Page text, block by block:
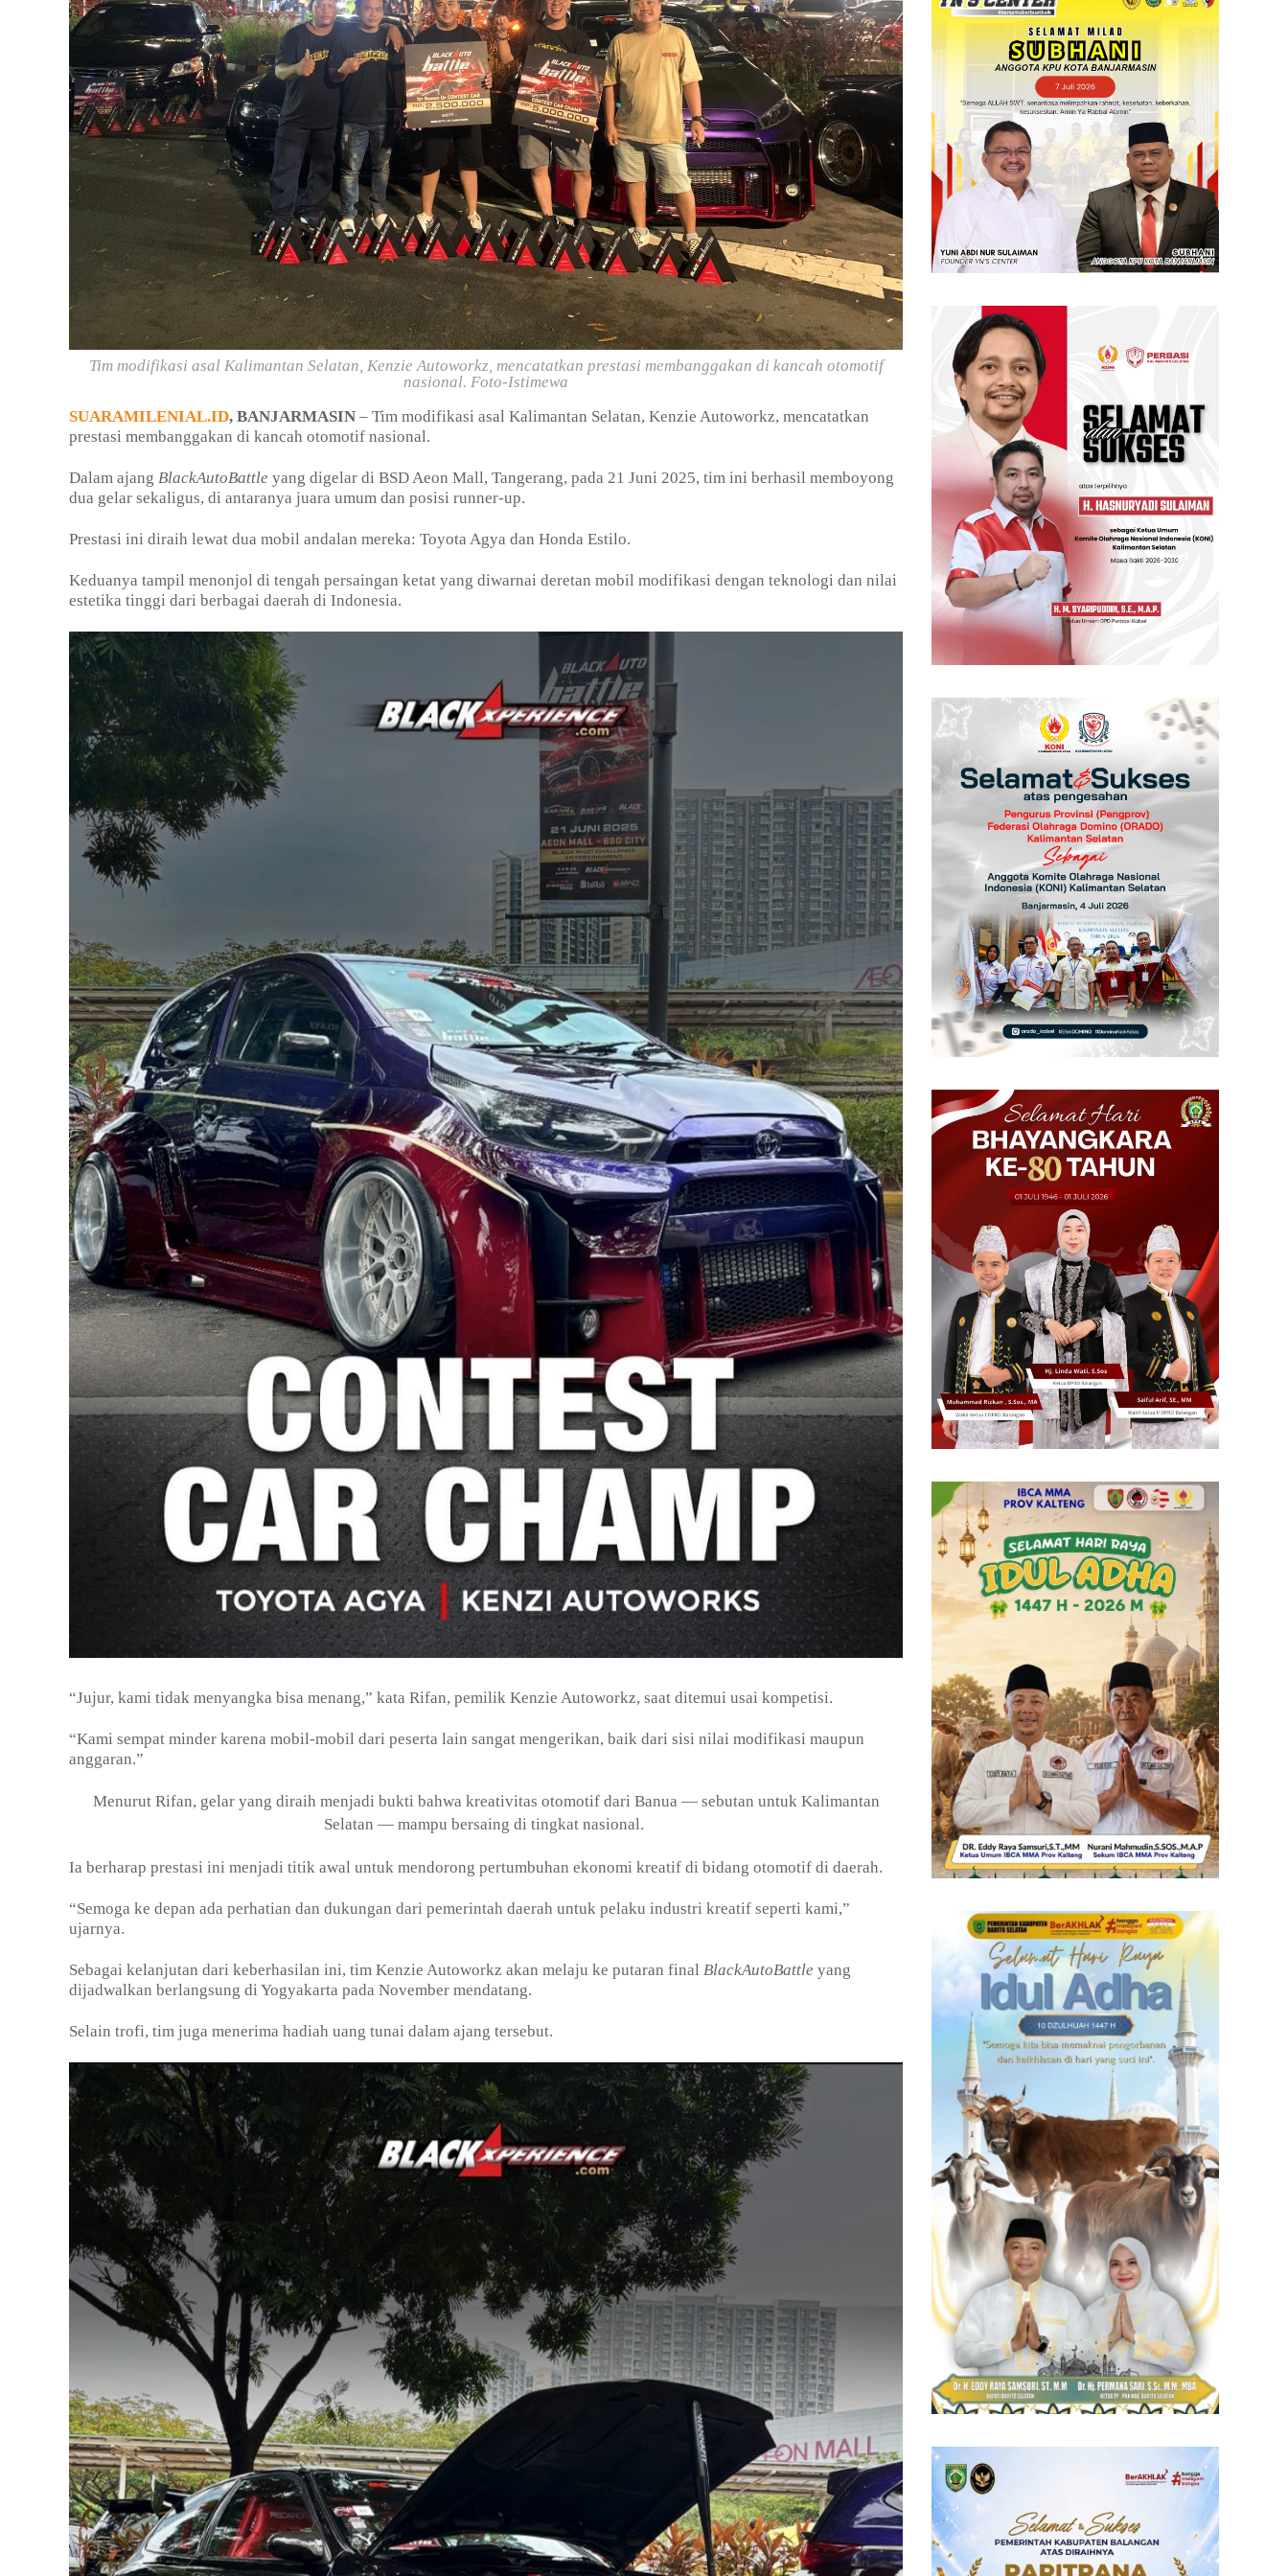
Tim modifikasi asal Kalimantan Selatan, Kenzie Autoworkz, mencatatkan prestasi membanggakan di kancah otomotif
nasional. Foto-Istimewa
SUARAMILENIAL.ID, BANJARMASIN – Tim modifikasi asal Kalimantan Selatan, Kenzie Autoworkz, mencatatkan
prestasi membanggakan di kancah otomotif nasional.
Dalam ajang BlackAutoBattle yang digelar di BSD Aeon Mall, Tangerang, pada 21 Juni 2025, tim ini berhasil memboyong
dua gelar sekaligus, di antaranya juara umum dan posisi runner-up.
Prestasi ini diraih lewat dua mobil andalan mereka: Toyota Agya dan Honda Estilo.
Keduanya tampil menonjol di tengah persaingan ketat yang diwarnai deretan mobil modifikasi dengan teknologi dan nilai
estetika tinggi dari berbagai daerah di Indonesia.
“Jujur, kami tidak menyangka bisa menang,” kata Rifan, pemilik Kenzie Autoworkz, saat ditemui usai kompetisi.
“Kami sempat minder karena mobil-mobil dari peserta lain sangat mengerikan, baik dari sisi nilai modifikasi maupun
anggaran.”
Menurut Rifan, gelar yang diraih menjadi bukti bahwa kreativitas otomotif dari Banua — sebutan untuk Kalimantan
Selatan — mampu bersaing di tingkat nasional.
Ia berharap prestasi ini menjadi titik awal untuk mendorong pertumbuhan ekonomi kreatif di bidang otomotif di daerah.
“Semoga ke depan ada perhatian dan dukungan dari pemerintah daerah untuk pelaku industri kreatif seperti kami,”
ujarnya.
Sebagai kelanjutan dari keberhasilan ini, tim Kenzie Autoworkz akan melaju ke putaran final BlackAutoBattle yang
dijadwalkan berlangsung di Yogyakarta pada November mendatang.
Selain trofi, tim juga menerima hadiah uang tunai dalam ajang tersebut.